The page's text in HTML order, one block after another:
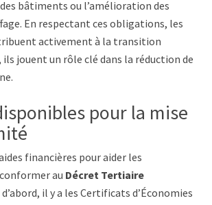
bâtiments ou l’amélioration des
En respectant ces obligations, les
activement à la transition
jouent un rôle clé dans la réduction de
pour la mise
financières pour aider les
au Décret Tertiaire
il y a les Certificats d’Économies